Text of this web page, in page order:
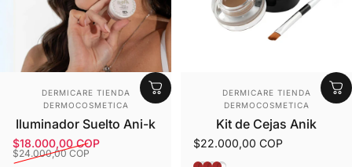
Proveedor:
DERMICARE TIENDA
DERMOCOSMETICA
Iluminador Suelto Ani-k
Precio de oferta
$18.000,00 COP
Precio habitual
$24.000,00 COP
Proveedor:
DERMICARE TIENDA
DERMOCOSMETICA
Kit de Cejas Anik
$22.000,00 COP